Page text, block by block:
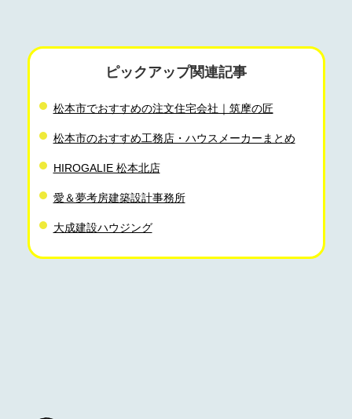
ピックアップ関連記事
松本市でおすすめの注文住宅会社｜筑摩の匠
松本市のおすすめ工務店・ハウスメーカーまとめ
HIROGALIE 松本北店
愛＆夢考房建築設計事務所
大成建設ハウジング